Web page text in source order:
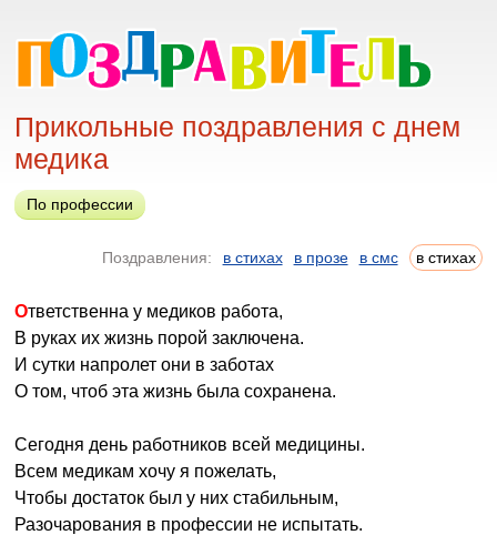
Прикольные поздравления с днем
медика
По профессии
Поздравления: в стихах в прозе в смс в стихах
Ответственна у медиков работа,
В руках их жизнь порой заключена.
И сутки напролет они в заботах
О том, чтоб эта жизнь была сохранена.
Сегодня день работников всей медицины.
Всем медикам хочу я пожелать,
Чтобы достаток был у них стабильным,
Разочарования в профессии не испытать.